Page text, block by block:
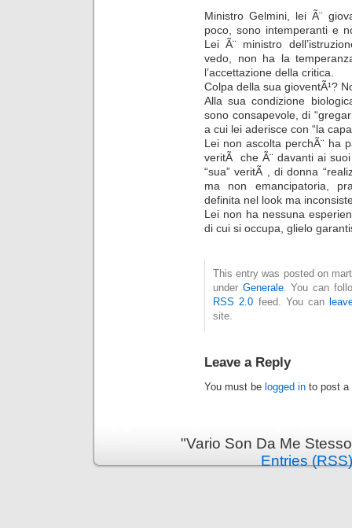
Ministro Gelmini, lei Ã¨
poco, sono intemperanti e
Lei Ã¨ ministro
vedo, non ha la
l’accettazione della critica.
Colpa della sua gioventÃ¹?
Alla sua condizione
sono consapevole, di
a cui lei aderisce con “la
Lei non ascolta perchÃ¨ ha
veritÃ che Ã¨ davanti ai
“sua” veritÃ , di donna
ma non emancipatoria,
definita nel look ma
Lei non ha nessuna
di cui si occupa, glielo
This entry was posted on
under Generale. You can
RSS 2.0 feed. You can
site.
Leave a Reply
You must be logged in to post a
"Vario Son Da Me
Entries (RSS)